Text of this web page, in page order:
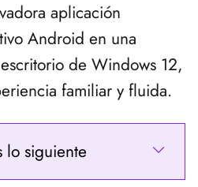
aplicación
Android en una
de Windows 12,
familiar y fluida.
lo siguiente